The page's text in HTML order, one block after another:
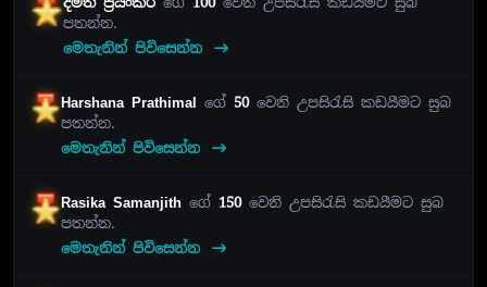
පතන්න.
මෙතැනින් පිවිසෙන්න
Harshana Prathimal ගේ 50වෙනි උපසිරැසි කඩයීමට සුබ
පතන්න.
මෙතැනින් පිවිසෙන්න
Rasika Samanjithගේ 150වෙනි උපසිරැසි කඩයීමට සුබ
පතන්න.
මෙතැනින් පිවිසෙන්න